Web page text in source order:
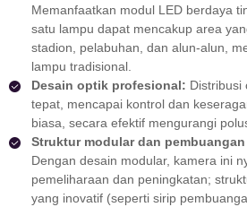
Memanfaatkan modul LED berdaya
satu lampu dapat mencakup area
stadion, pelabuhan, dan alun-alun,
lampu tradisional.
Desain optik profesional: Distribusi
tepat, mencapai kontrol dan
biasa, secara efektif mengurangi
Struktur modular dan
Dengan desain modular, kamera ini
pemeliharaan dan peningkatan;
yang inovatif (seperti sirip